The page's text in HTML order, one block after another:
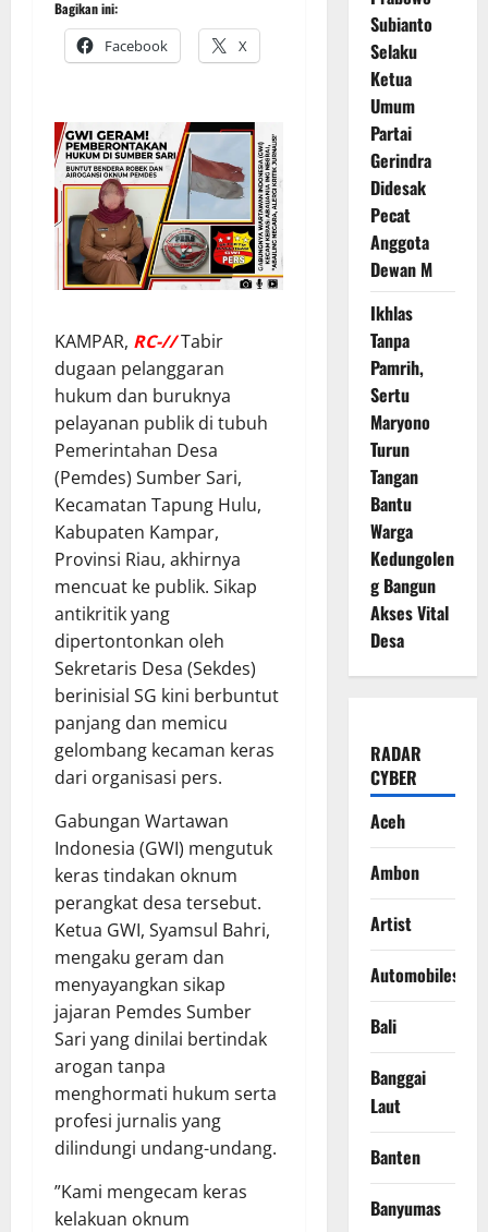
Bagikan ini:
Facebook X
KAMPAR, RC-//Tabir
dugaan pelanggaran
hukum dan buruknya
pelayanan publik di tubuh
Pemerintahan Desa
(Pemdes) Sumber Sari,
Kecamatan Tapung Hulu,
Kabupaten Kampar,
Provinsi Riau, akhirnya
mencuat ke publik. Sikap
antikritik yang
dipertontonkan oleh
Sekretaris Desa (Sekdes)
berinisial SG kini berbuntut
panjang dan memicu
gelombang kecaman keras
dari organisasi pers.
​Gabungan Wartawan
Indonesia (GWI) mengutuk
keras tindakan oknum
perangkat desa tersebut.
Ketua GWI, Syamsul Bahri,
mengaku geram dan
menyayangkan sikap
jajaran Pemdes Sumber
Sari yang dinilai bertindak
arogan tanpa
menghormati hukum serta
profesi jurnalis yang
dilindungi undang-undang.
​”Kami mengecam keras
kelakuan oknum
Subianto
Selaku
Ketua
Umum
Partai
Gerindra
Didesak
Pecat
Anggota
Dewan M
Ikhlas
Tanpa
Pamrih,
Sertu
Maryono
Turun
Tangan
Bantu
Warga
Kedungolen
g Bangun
Akses Vital
Desa
RADAR
CYBER
Aceh
Ambon
Artist
Automobiles
Bali
Banggai
Laut
Banten
Banyumas